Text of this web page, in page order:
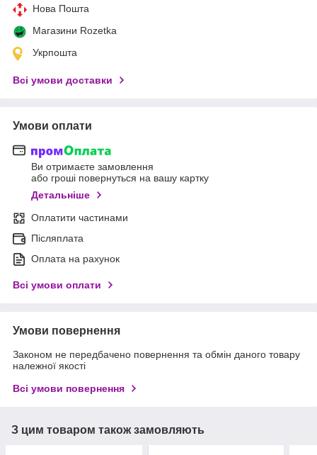
Нова Пошта
Магазини Rozetka
Укрпошта
Всі умови доставки
Умови оплати
Ви отримаєте замовлення
або гроші повернуться на вашу картку
Детальніше
Оплатити частинами
Післяплата
Оплата на рахунок
Всі умови оплати
Умови повернення
Законом не передбачено повернення та обмін даного товару
належної якості
Всі умови повернення
З цим товаром також замовляють